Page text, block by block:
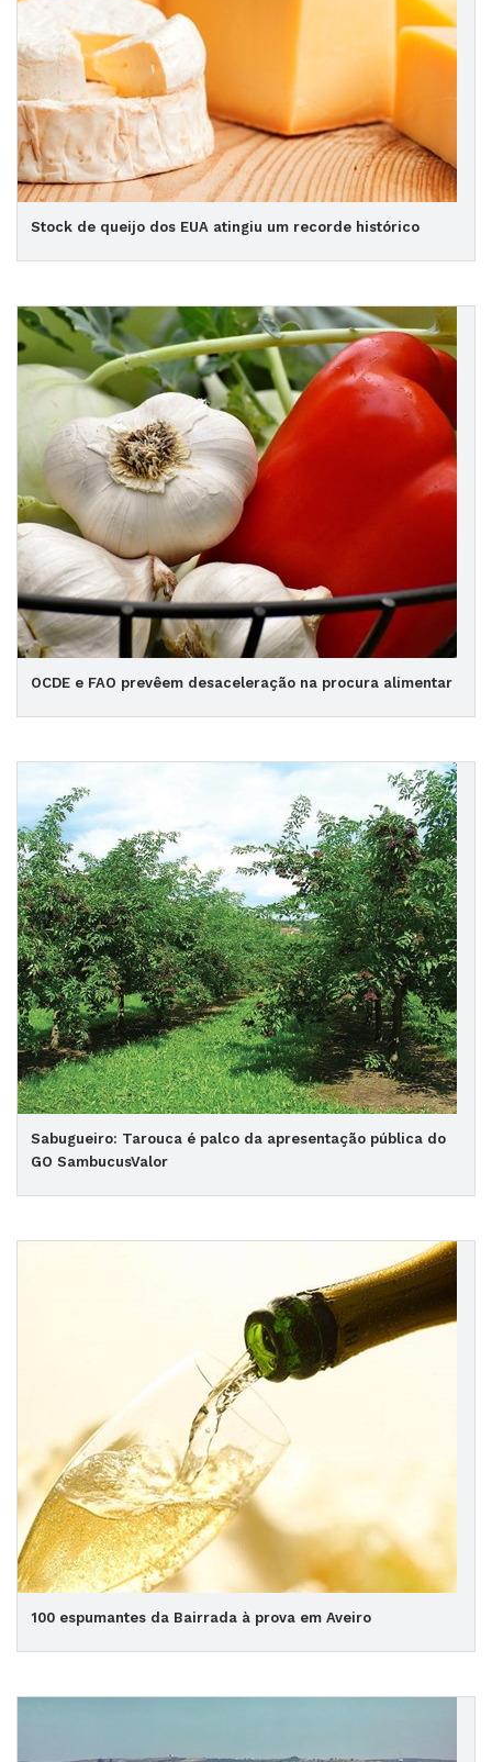
Stock de queijo dos EUA atingiu um recorde histórico
OCDE e FAO prevêem desaceleração na procura alimentar
Sabugueiro: Tarouca é palco da apresentação pública do
GO SambucusValor
100 espumantes da Bairrada à prova em Aveiro